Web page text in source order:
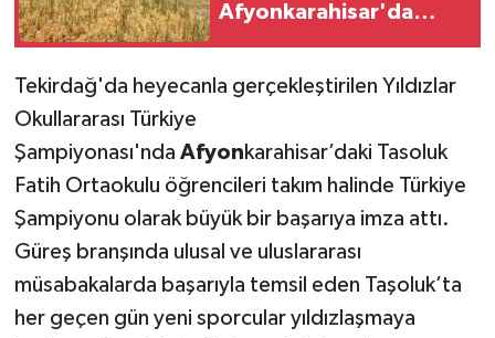
Afyonkarahisar'da
Tekirdağ'da heyecanla gerçekleştirilen Yıldızlar
Okullararası Türkiye
Şampiyonası'nda Afyon karahisar’daki Tasoluk
Fatih Ortaokulu öğrencileri takım halinde Türkiye
Şampiyonu olarak büyük bir başarıya imza attı.
Güreş branşında ulusal ve uluslararası
müsabakalarda başarıyla temsil eden Taşoluk’ta
her geçen gün yeni sporcular yıldızlaşmaya